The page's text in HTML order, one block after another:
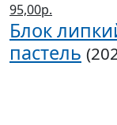
95,00р.
Блок
пастель